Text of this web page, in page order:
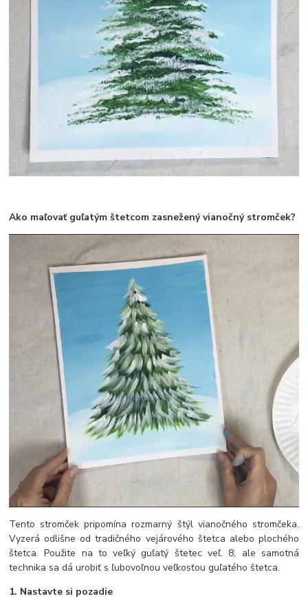
Ako maľovať guľatým štetcom zasnežený vianočný stromček?
Tento stromček pripomína rozmarný štýl vianočného stromčeka.
Vyzerá odlišne od tradičného vejárového štetca alebo plochého
štetca. Použite na to veľký guľatý štetec veľ. 8, ale samotná
technika sa dá urobiť s ľubovoľnou veľkosťou guľatého štetca.
1. Nastavte si pozadie